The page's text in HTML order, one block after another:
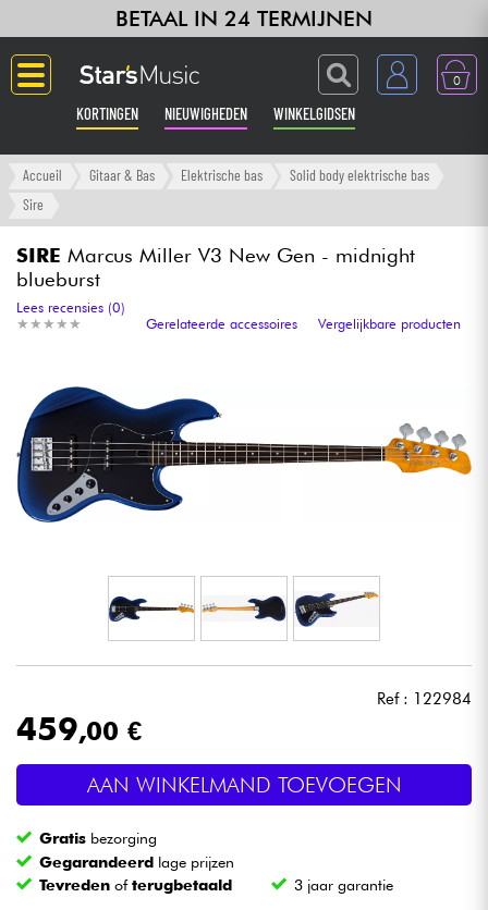
BETAAL IN 24 TERMIJNEN
0
KORTINGEN NIEUWIGHEDEN WINKELGIDSEN
Langue
Versterker & Effecten
Synths & samplers
Home-studio
Hoofdtelefoon
Licht
Drums & percussie
Blaasinstrument
Accueil Gitaar & Bas Elektrische bas
Solid body elektrische bas
Sire
SIRE Marcus Miller V3 New Gen - midnight
blueburst
★ ★ ★ ★ ★
★ ★ ★ ★ ★
Lees recensies (0)
Gerelateerde accessoires
Vergelijkbare producten
Ref : 122984
459,00 €
AAN WINKELMAND TOEVOEGEN
Gratis bezorging
Gegarandeerd lage prijzen
Tevreden ofterugbetaald 3 jaar garantie